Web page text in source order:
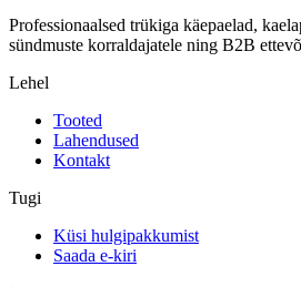
Professionaalsed trükiga käepaelad,
sündmuste korraldajatele ning B2B
Lehel
Tooted
Lahendused
Kontakt
Tugi
Küsi hulgipakkumist
Saada e-kiri